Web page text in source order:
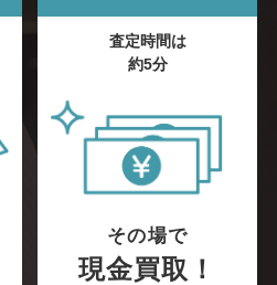
査定時間は
約5分
その場で
現金買取！